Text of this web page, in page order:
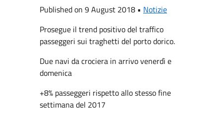
Published on 9 August 2018 • Notizie
Prosegue il trend positivo del traffico
passeggeri sui traghetti del porto dorico.
Due navi da crociera in arrivo venerdì e
domenica
+8% passeggeri rispetto allo stesso fine
settimana del 2017